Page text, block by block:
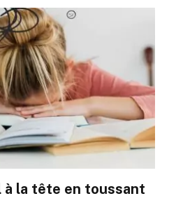
à la tête en toussant